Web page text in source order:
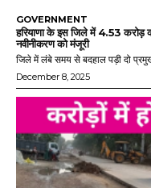
GOVERNMENT
हरियाणा के इस जिले में 4.53 करोड़
नवीनीकरण को मंजूरी
जिले में लंबे समय से बदहाल पड़ी दो
December 8, 2025